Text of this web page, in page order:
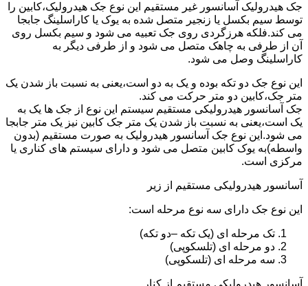
جک هیدرولیک آسانسور غیر مستقیم این نوع جک هیدرولیک،کابین را
توسط سیم بکسل یا زنجیر متصل شده به یوک یا کاراسلینگ جابجا
می کند.فلکه هرزگردی روی جک تعبیه می شود و سیم بکسل روی
آن از طرفی به چاهک متصل می شود و از طرفی دیگر به
کاراسلینگ وصل می شود.
این نوع جک دو تکه بوده و یک به دو است،یعنی به نسبت باز شدن یک
متر جک،کابین دو متر حرکت می کند.
جک آسانسور هیدرولیکی مستقیم سیستم این نوع از جک ها یک به
یک است،یعنی به نسبت باز شدن یک متر جک کابین نیز یک متر جابجا
می شود.این نوع جک آسانسور هیدرولیک به صورت مستقیم (بدون
واسطه)به یوک کابین متصل می شود و دارای سیستم های کناری یا
مرکزی است.
آسانسور هیدرولیکی مستقیم از زیر
این نوع جک دارای سه نوع مرحله است:
تک مرحله ای (یک تکه –دو تکه)
دو مرحله ای (تلسکوپی)
سه مرحله ای (تلسکوپی)